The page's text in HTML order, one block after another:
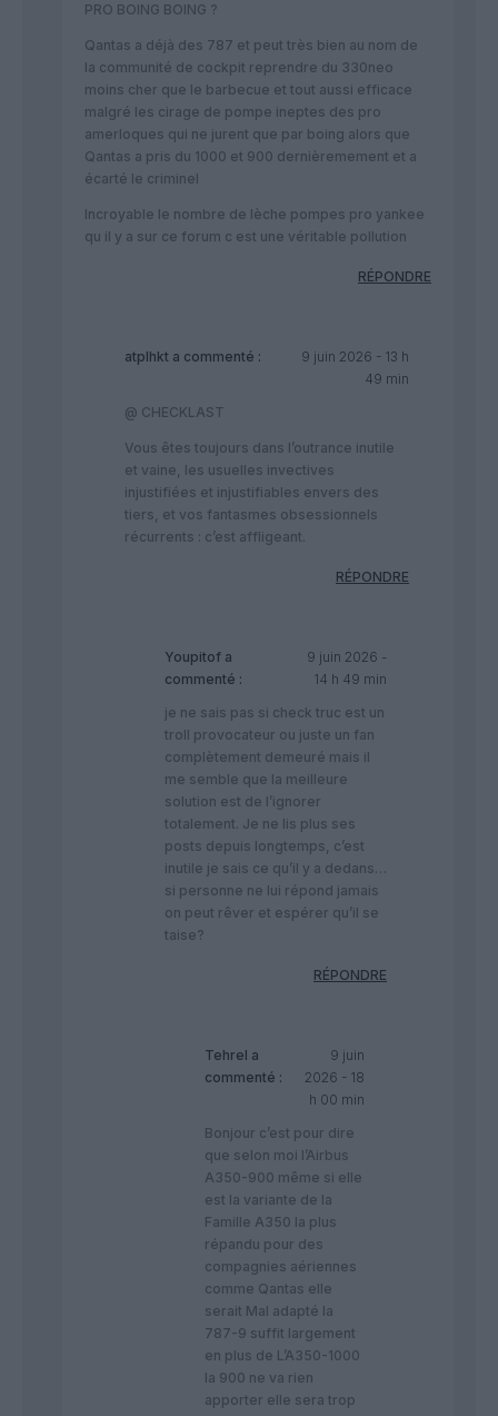
PRO BOING BOING ?
Qantas a déjà des 787 et peut très bien au nom de
la communité de cockpit reprendre du 330neo
moins cher que le barbecue et tout aussi efficace
malgré les cirage de pompe ineptes des pro
amerloques qui ne jurent que par boing alors que
Qantas a pris du 1000 et 900 dernièremement et a
écarté le criminel
Incroyable le nombre de lèche pompes pro yankee
qu il y a sur ce forum c est une véritable pollution
RÉPONDRE
atplhkt a commenté :
9 juin 2026 - 13 h
49 min
@ CHECKLAST
Vous êtes toujours dans l’outrance inutile
et vaine, les usuelles invectives
injustifiées et injustifiables envers des
tiers, et vos fantasmes obsessionnels
récurrents : c’est affligeant.
RÉPONDRE
Youpitof a
commenté :
9 juin 2026 -
14 h 49 min
je ne sais pas si check truc est un
troll provocateur ou juste un fan
complètement demeuré mais il
me semble que la meilleure
solution est de l’ignorer
totalement. Je ne lis plus ses
posts depuis longtemps, c’est
inutile je sais ce qu’il y a dedans…
si personne ne lui répond jamais
on peut rêver et espérer qu’il se
taise?
RÉPONDRE
Tehrel a
commenté :
9 juin
2026 - 18
h 00 min
Bonjour c’est pour dire
que selon moi l’Airbus
A350-900 même si elle
est la variante de la
Famille A350 la plus
répandu pour des
compagnies aériennes
comme Qantas elle
serait Mal adapté la
787-9 suffit largement
en plus de L’A350-1000
la 900 ne va rien
apporter elle sera trop